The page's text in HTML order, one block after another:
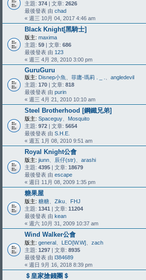
主題: 374 | 文章: 2626
最後發表 由 chad
« 週三 10月 04, 2017 4:46 am
Black Knight[黑騎士]
版主: maxima
主題: 59 | 文章: 686
最後發表 由 123
« 週三 4月 28, 2010 3:00 pm
GuruGuru
版主: Disnep小魚 菲庸-瑪莉 . _ .
angledevil
主題: 170 | 文章: 818
最後發表 由 purin
« 週三 4月 21, 2010 10:10 am
Steel Brotherhood [鋼鐵兄弟]
版主: Spaceguy
Mosquito
主題: 972 | 文章: 5654
最後發表 由 S.H.E.
« 週五 1月 08, 2010 9:51 am
Royal Knight公會
版主: jiunn 辰仔(str)
arashi
主題: 4395 | 文章: 18679
最後發表 由 escape
« 週日 11月 08, 2009 1:35 pm
糖果屋
版主: 糖糖 Ziku
FHJ
主題: 1341 | 文章: 11204
最後發表 由 kean
« 週六 10月 31, 2009 10:37 am
Wind Walker公會
版主: general LEO[W.W]
zach
主題: 1297 | 文章: 8935
最後發表 由 l384689
« 週日 9月 16, 2018 8:39 pm
＄皇家搶錢團＄